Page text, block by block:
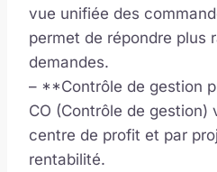
vue unifiée des
permet de répondre plus
demandes.
– **Contrôle de gestion
CO (Contrôle de
centre de profit et par
rentabilité.